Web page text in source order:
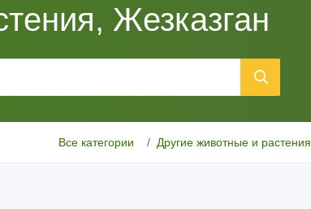
Жезказган
Все категории Другие животные и растения